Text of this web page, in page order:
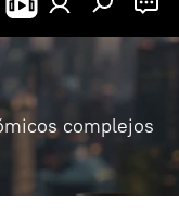
complejos